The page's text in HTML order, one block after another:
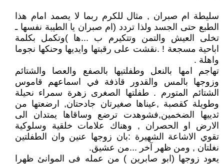
سليطة ام صبران , مثال للكرم ربما لا يصمد امام هذا
الطبع حتى الجسد ولذا تردد (ام صبران يا الطيبة نفسها ـ
تخلى العيش والتمن وتتكيرم ب ...ها )وتكمل بكلمة
اباحية مسجعة ! .نقشت على رقبتها وايديها وحنكها نجوما
واهلة .
تهاجم امها بالنعل وطفلتيها بالصفع والعصا والشتائم
وزوجها بالمس والقدور قاذفة في اسماعهم قاموس
الشتائم المتورم . طفلتها الصغرى زهرة سمراء نحيلة
وطويلة كقصبة ,عيناها صغيرتان جادحتان, ارضعتها من
ثدييها الضخمين,فشوهدت ترضع وساقاها يمتدان الى
الارض او الحصران , وهناك علامات خلقية وسلوكية
تقوي الاشاعة الشهيرة :بان زوجها عنين وان الطفلتين
نغلتان , ومن ظهر آخر ...من عشيق.
يعود زوجها (ابو صابرين ) من عمله فى الموانئ ظهرا